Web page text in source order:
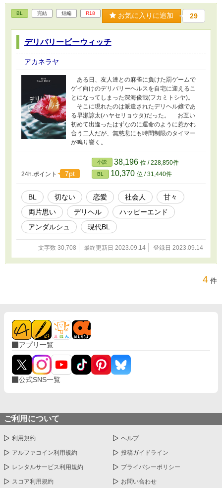
BL 完結 短編 R18 お気に入りに追加 29
デリバリービーウィッチ
アカネラヤ
ある日、友人達との麻雀に負けた罰ゲームで
ゲイ向けのデリバリーヘルスを自宅に迎えるこ
とになってしまった深海俊哉(フカミトシヤ)。
そこに現れたのは派遣されたデリヘル嬢であ
る早瀬諒太(ハヤセリョウタ)だった。 お互い
初めて出逢ったはずなのに運命のように惹かれ
合う二人だが、無慈悲にも時間制限のタイマー
が鳴り響く。
24h.ポイント 7pt
小説 38,196 位 / 228,850件
BL 10,370 位 / 31,440件
BL 切ない 恋愛 社会人
甘々
両片思い
デリヘル
ハッピーエンド
アンダルシュ
現代BL
文字数 30,708 最終更新日 2023.09.14 登録日 2023.09.14
4 件
アプリ一覧
公式SNS一覧
ご利用について
利用規約 ヘルプ
アルファコイン利用規約 投稿ガイドライン
レンタルサービス利用規約 プライバシーポリシー
スコア利用規約 お問い合わせ